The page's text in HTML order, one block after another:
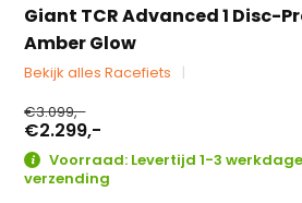
Giant TCR Advanced 1 Disc-
Amber Glow
Bekijk alles Racefiets
€3.099,-
€2.299,-
Voorraad: Levertijd 1-3
verzending